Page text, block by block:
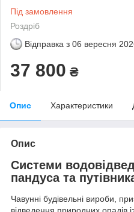
Під замовлення
Роздріб
Відправка з 06 вересня
37 800 ₴
Опис Характеристики
Опис
Системи
пандуса та
Чавунні будівельні вироби,